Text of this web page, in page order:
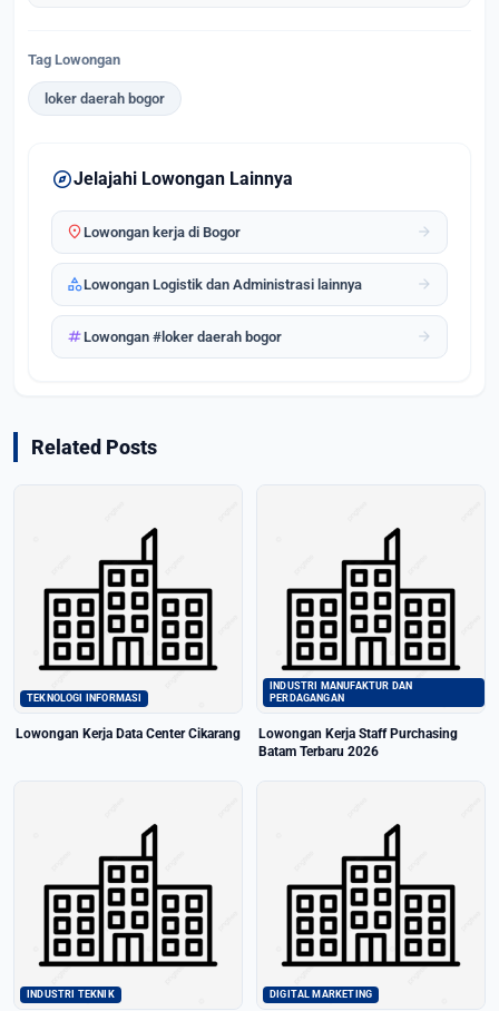
Tag Lowongan
loker daerah bogor
exploreJelajahi Lowongan Lainnya
location_onLowongan kerja di Bogor arrow_forward
categoryLowongan Logistik dan Administrasi lainnya arrow_forward
tagLowongan #loker daerah bogor arrow_forward
Related Posts
TEKNOLOGI INFORMASI
Lowongan Kerja Data Center Cikarang
INDUSTRI MANUFAKTUR DAN
PERDAGANGAN
Lowongan Kerja Staff Purchasing
Batam Terbaru 2026
INDUSTRI TEKNIK DIGITAL MARKETING